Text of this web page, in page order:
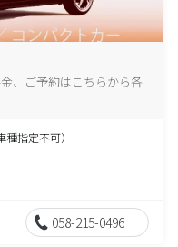
、ご予約はこちらから各
指定不可）
058-215-0496